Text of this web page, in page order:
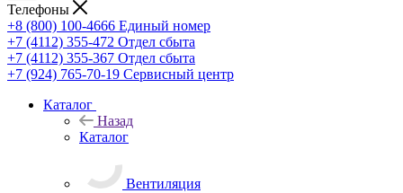
Телефоны
+8 (800) 100-4666 Единый номер
+7 (4112) 355-472 Отдел сбыта
+7 (4112) 355-367 Отдел сбыта
+7 (924) 765-70-19 Сервисный центр
Каталог
Назад
Каталог
Вентиляция